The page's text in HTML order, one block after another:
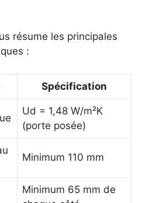
résume les principales
:
Spécification
Ud = 1,48 W/m²K
(porte posée)
Minimum 110 mm
Minimum 65 mm de